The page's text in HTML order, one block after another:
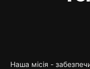
Наша місія -